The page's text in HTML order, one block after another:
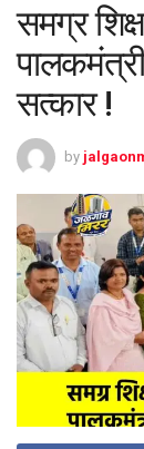
समग्र
सत्कार !
by